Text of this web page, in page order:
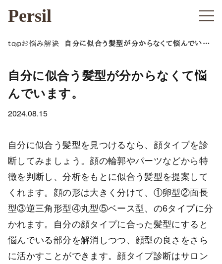
Persil
topお悩み解決
自分に似合う髪型が分からなくて悩んでいま
自分に似合う髪型が分からなくて悩
んでいます。
2024.08.15
自分に似合う髪型を見つけるなら、顔タイプを診
断してみましょう。顔の輪郭やパーツなどから特
徴を判断し、分析をもとに似合う髪型を提案して
くれます。顔の形は大きく分けて、①卵型②面長
型③逆三角形型④丸型⑤ベース型、の6タイプに分
かれます。自分の顔タイプに合った髪型にすると
悩んでいる部分を解消しつつ、顔型の良さをさら
に活かすことができます。顔タイプ診断はサロン